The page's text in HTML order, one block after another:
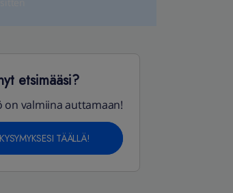
etsimääsi?
on valmiina auttamaan!
TÄÄLLÄ!